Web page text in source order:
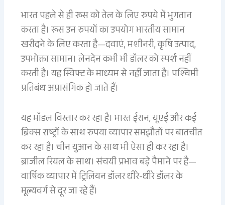
भारत पहले से ही रूस को तेल के लिए रुपये में भुगतान
करता है। रूस उन रुपयों का उपयोग भारतीय सामान
खरीदने के लिए करता है—दवाएं, मशीनरी, कृषि उत्पाद,
उपभोक्ता सामान। लेनदेन कभी भी डॉलर को स्पर्श नहीं
करती है। यह स्विफ्ट के माध्यम से नहीं जाता है। पश्चिमी
प्रतिबंध अप्रासंगिक हो जाते हैं।
यह मॉडल विस्तार कर रहा है। भारत ईरान, यूएई और कई
ब्रिक्स राष्ट्रों के साथ रुपया व्यापार समझौतों पर बातचीत
कर रहा है। चीन युआन के साथ भी ऐसा ही कर रहा है।
ब्राजील रियल के साथ। संचयी प्रभाव बड़े पैमाने पर है—
वार्षिक व्यापार में ट्रिलियन डॉलर धीरे-धीरे डॉलर के
मूल्यवर्ग से दूर जा रहे हैं।